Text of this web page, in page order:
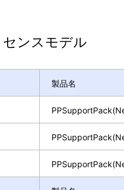
ンスモデル
製品名